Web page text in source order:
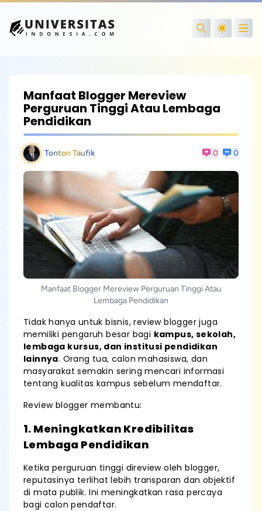
Search
Manfaat Blogger Mereview
Perguruan Tinggi Atau Lembaga
Pendidikan
Tonton Taufik 0 0
Manfaat Blogger Mereview Perguruan Tinggi Atau
Lembaga Pendidikan
Tidak hanya untuk bisnis, review blogger juga
memiliki pengaruh besar bagi kampus, sekolah,
lembaga kursus, dan institusi pendidikan
lainnya. Orang tua, calon mahasiswa, dan
masyarakat semakin sering mencari informasi
tentang kualitas kampus sebelum mendaftar.
Review blogger membantu:
1. Meningkatkan Kredibilitas
Lembaga Pendidikan
Ketika perguruan tinggi direview oleh blogger,
reputasinya terlihat lebih transparan dan objektif
di mata publik. Ini meningkatkan rasa percaya
bagi calon pendaftar.